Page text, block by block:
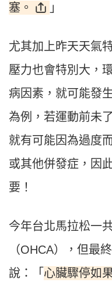
塞。
」
尤其加上昨天天氣
壓力也會特別大，
病因素，就可能發
為例，若運動前未
就有可能因為過度
或其他併發症，因
要！
今年台北馬拉松一
（OHCA），但最
說：「 心臟驟停如